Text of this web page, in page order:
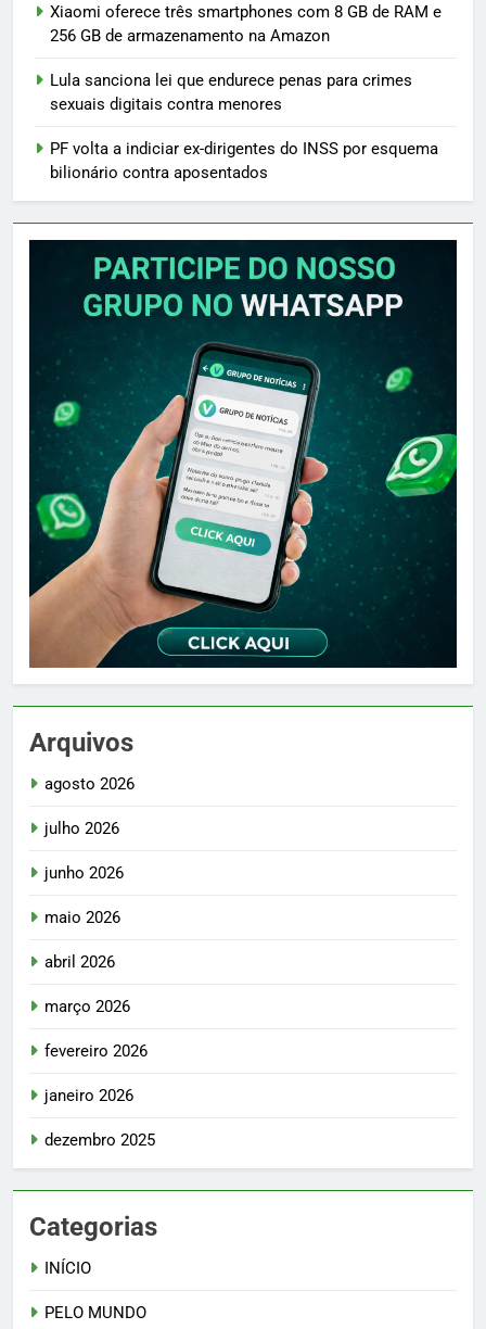
Xiaomi oferece três smartphones com 8 GB de RAM e
256 GB de armazenamento na Amazon
Lula sanciona lei que endurece penas para crimes
sexuais digitais contra menores
PF volta a indiciar ex-dirigentes do INSS por esquema
bilionário contra aposentados
Arquivos
agosto 2026
julho 2026
junho 2026
maio 2026
abril 2026
março 2026
fevereiro 2026
janeiro 2026
dezembro 2025
Categorias
INÍCIO
PELO MUNDO